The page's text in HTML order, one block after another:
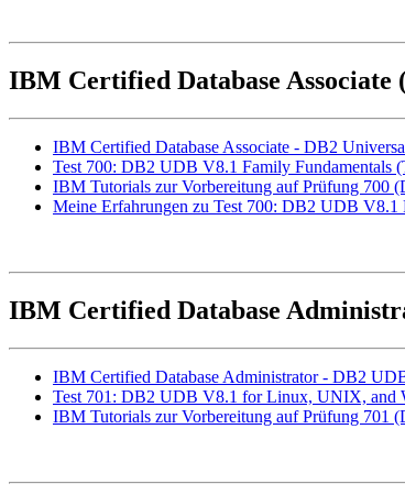
IBM Certified Database
IBM Certified Database Associate - DB2
Test 700: DB2 UDB V8.1 Family Fundamentals
IBM Tutorials zur Vorbereitung auf Prüfung 700
Meine Erfahrungen zu Test 700: DB2 UDB V8.1
IBM Certified Database
IBM Certified Database Administrator - DB2
Test 701: DB2 UDB V8.1 for Linux, UNIX, and
IBM Tutorials zur Vorbereitung auf Prüfung